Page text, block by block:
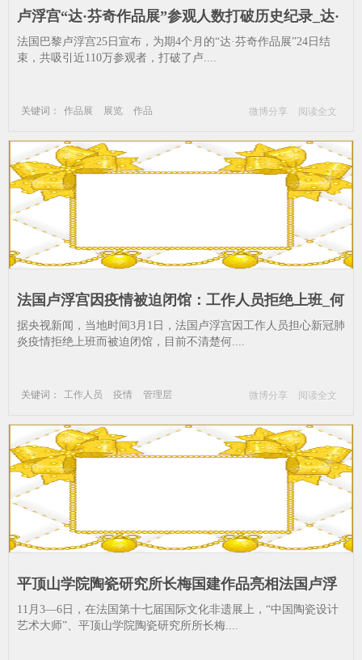
卢浮宫“达·芬奇作品展”参观人数打破历史纪录_达·
芬奇-作品展-展览-作品
法国巴黎卢浮宫25日宣布，为期4个月的“达·芬奇作品展”24日结
束，共吸引近110万参观者，打破了卢....
关键词： 作品展 展览
作品
微博分享 阅读全文
法国卢浮宫因疫情被迫闭馆：工作人员拒绝上班_何
时开放不定_新冠肺炎疫情-工作人员-疫情-管理层
​据央视新闻，当地时间3月1日，法国卢浮宫因工作人员担心新冠肺
炎疫情拒绝上班而被迫闭馆，目前不清楚何....
关键词： 工作人员 疫情
管理层
微博分享 阅读全文
平顶山学院陶瓷研究所长梅国建作品亮相法国卢浮
宫_艺术大师-卢浮宫-平顶山
11月3—6日，在法国第十七届国际文化非遗展上，“中国陶瓷设计
艺术大师”、平顶山学院陶瓷研究所所长梅....